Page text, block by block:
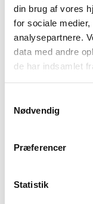
din brug af vores
for sociale
analysepartnere.
data med andre
de har indsamlet
Nødvendig
Præferencer
Statistik
RECEPTION
Marina Fiskenæs: 7365
Rømø: 7475 5655
Opening hours
Accommodation
Penthouse
Wellness